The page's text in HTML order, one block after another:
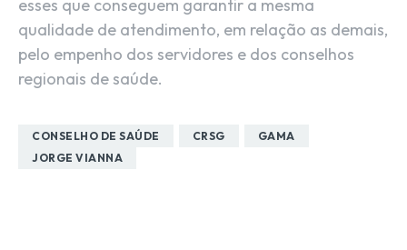
esses que conseguem garantir a mesma
qualidade de atendimento, em relação as demais,
pelo empenho dos servidores e dos conselhos
regionais de saúde.
CONSELHO DE SAÚDE CRSG
GAMA
JORGE VIANNA